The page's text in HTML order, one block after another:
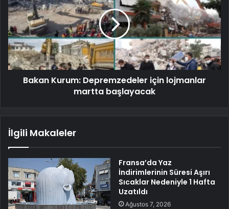
Bakan Kurum: Depremzedeler için lojmanlar
martta başlayacak
İlgili Makaleler
Fransa’da Yaz
İndirimlerinin Süresi Aşırı
Sıcaklar Nedeniyle 1 Hafta
Uzatıldı
Ağustos 7, 2026